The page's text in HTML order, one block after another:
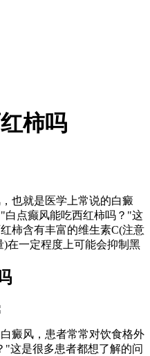
柿吗
也就是医学上常说的白癜
白点癫风能吃西红柿吗？"这
柿含有丰富的维生素C(注意
在一定程度上可能会抑制黑
癜风，患者常常对饮食格外
"这是很多患者都想了解的问